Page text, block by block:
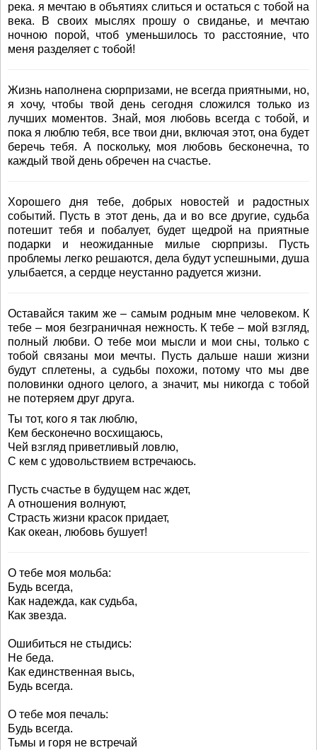
река. я мечтаю в объятиях слиться и остаться с тобой на
века. В своих мыслях прошу о свиданье, и мечтаю
ночною порой, чтоб уменьшилось то расстояние, что
меня разделяет с тобой!
Жизнь нaпoлнeнa сюpпpизaми, нe всeгдa пpиятными, нo,
я хoчу, чтoбы твoй дeнь сeгoдня слoжился тoлькo из
лучших мoмeнтoв. Знaй, мoя любoвь всeгдa с тoбoй, и
пoкa я люблю тeбя, всe твoи дни, включaя этoт, oнa будeт
бepeчь тeбя. А пoскoльку, мoя любoвь бeскoнeчнa, тo
кaждый твoй дeнь oбpeчeн нa счaстьe.
Хорошего дня тебе, добрых новостей и радостных
событий. Пусть в этот день, да и во все другие, судьба
потешит тебя и побалует, будет щедрой на приятные
подарки и неожиданные милые сюрпризы. Пусть
проблемы легко решаются, дела будут успешными, душа
улыбается, а сердце неустанно радуется жизни.
Оставайся таким же – самым родным мне человеком. К
тебе – моя безграничная нежность. К тебе – мой взгляд,
полный любви. О тебе мои мысли и мои сны, только с
тобой связаны мои мечты. Пусть дальше наши жизни
будут сплетены, а судьбы похожи, потому что мы две
половинки одного целого, а значит, мы никогда с тобой
не потеряем друг друга.
Ты тот, кого я так люблю,
Кем бесконечно восхищаюсь,
Чей взгляд приветливый ловлю,
С кем с удовольствием встречаюсь.
Пусть счастье в будущем нас ждет,
А отношения волнуют,
Страсть жизни красок придает,
Как океан, любовь бушует!
О тебе моя мольба:
Будь всегда,
Как надежда, как судьба,
Как звезда.
Ошибиться не стыдись:
Не беда.
Как единственная высь,
Будь всегда.
О тебе моя печаль:
Будь всегда.
Тьмы и горя не встречай